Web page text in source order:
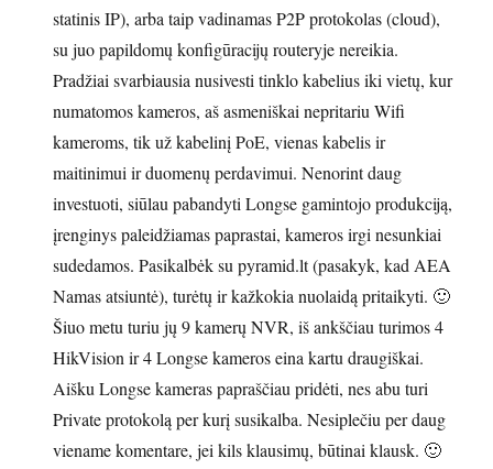
statinis IP), arba taip vadinamas P2P protokolas (cloud),
su juo papildomų konfigūracijų routeryje nereikia.
Pradžiai svarbiausia nusivesti tinklo kabelius iki vietų, kur
numatomos kameros, aš asmeniškai nepritariu Wifi
kameroms, tik už kabelinį PoE, vienas kabelis ir
maitinimui ir duomenų perdavimui. Nenorint daug
investuoti, siūlau pabandyti Longse gamintojo produkciją,
įrenginys paleidžiamas paprastai, kameros irgi nesunkiai
sudedamos. Pasikalbėk su pyramid.lt (pasakyk, kad AEA
Namas atsiuntė), turėtų ir kažkokia nuolaidą pritaikyti. 🙂
Šiuo metu turiu jų 9 kamerų NVR, iš ankščiau turimos 4
HikVision ir 4 Longse kameros eina kartu draugiškai.
Aišku Longse kameras papraščiau pridėti, nes abu turi
Private protokolą per kurį susikalba. Nesiplečiu per daug
viename komentare, jei kils klausimų, būtinai klausk. 🙂